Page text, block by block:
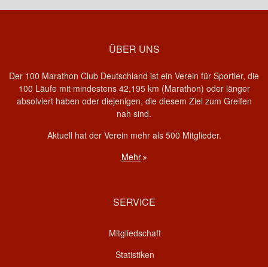
ÜBER UNS
Der 100 Marathon Club Deutschland ist ein Verein für Sportler, die
100 Läufe mit mindestens 42,195 km (Marathon) oder länger
absolviert haben oder diejenigen, die diesem Ziel zum Greifen
nah sind.
Aktuell hat der Verein mehr als 500 Mitglieder.
Mehr
SERVICE
Mitgliedschaft
Statistiken